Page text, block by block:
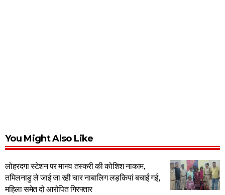
You Might Also Like
लोहरदगा स्टेशन पर मानव तस्करी की कोशिश नाकाम,
तमिलनाडु ले जाई जा रही चार नाबालिग लड़कियां बचाईं गई,
महिला समेत दो आरोपित गिरफ्तार